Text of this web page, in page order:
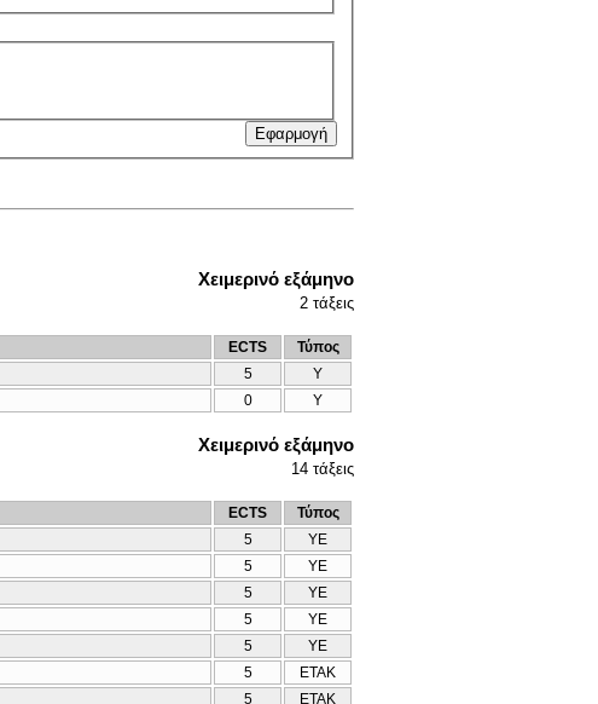
Χειμερινό εξάμηνο
2 τάξεις
ECTS
Τύπος
5
Υ
0 Υ
Χειμερινό εξάμηνο
14 τάξεις
ECTS
Τύπος
5
ΥΕ
5
ΥΕ
5
ΥΕ
5
ΥΕ
5
ΥΕ
5
ΕΤΑΚ
5
ΕΤΑΚ